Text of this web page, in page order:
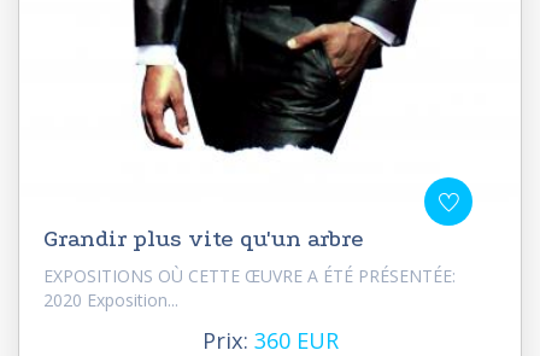
Grandir plus vite qu'un arbre
EXPOSITIONS OÙ CETTE ŒUVRE A ÉTÉ PRÉSENTÉE:
2020 Exposition...
Prix: 360 EUR